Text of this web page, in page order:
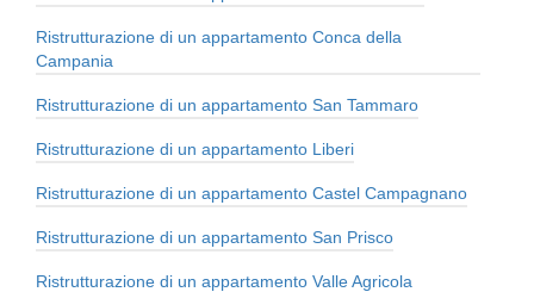
Ristrutturazione di un appartamento Conca della
Campania
Ristrutturazione di un appartamento San Tammaro
Ristrutturazione di un appartamento Liberi
Ristrutturazione di un appartamento Castel Campagnano
Ristrutturazione di un appartamento San Prisco
Ristrutturazione di un appartamento Valle Agricola